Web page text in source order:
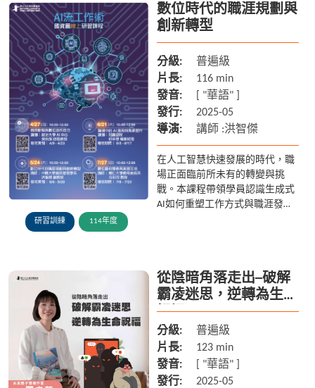
理解如...
研習訓練 114年度
數位時代的職涯規劃與
創新轉型
分級:
普遍級
片長:
116 min
發音:
[ "華語" ]
發行:
2025-05
導演:
講師 :洪智傑
在人工智慧快速發展的時代，職
場正面臨前所未有的轉變與挑
戰。本課程帶領學員認識生成式
AI如何重塑工作方式與職涯發
從陰暗角落走出─破解
霸凌迷思，逆轉為生命
祝福
分級:
普遍級
片長:
123 min
發音:
[ "華語" ]
發行:
2025-05